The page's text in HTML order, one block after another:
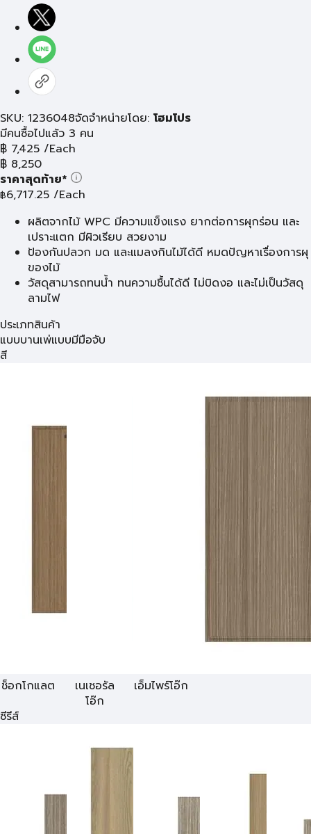
SKU: 1236048จัดจำหน่ายโดย: โฮมโปร
มีคนซื้อไปแล้ว 3 คน
฿ 7,425 /Each
฿ 8,250
ราคาสุดท้าย*
฿6,717.25 /Each
ผลิตจากไม้ WPC มีความแข็งแรง ยากต่อการผุกร่อน และ
เปราะแตก มีผิวเรียบ สวยงาม
ป้องกันปลวก มด และแมลงกินไม้ได้ดี หมดปัญหาเรื่องการผุ
ของไม้
วัสดุสามารถทนน้ำ ทนความชื้นได้ดี ไม่บิดงอ และไม่เป็นวัสดุ
ลามไฟ
ประเภทสินค้า
แบบบานเพ่แบบมีมือจับ
สี
ช็อกโกแลต
เนเชอรัล
โอ๊ก
เอ็มไพร์โอ๊ก
ซีรีส์